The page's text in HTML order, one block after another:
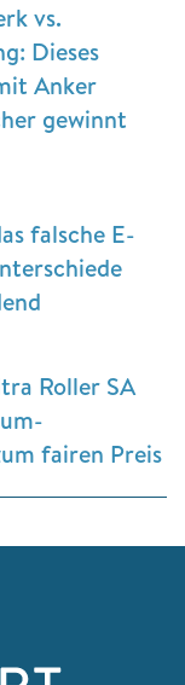
vs.
Dieses
Anker
gewinnt
falsche E-
Roller SA
fairen Preis